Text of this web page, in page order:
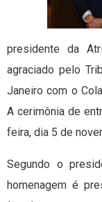
presidente da
agraciado pelo
Janeiro com o
A cerimônia de
feira, dia 5 de
Segundo o
homenagem é